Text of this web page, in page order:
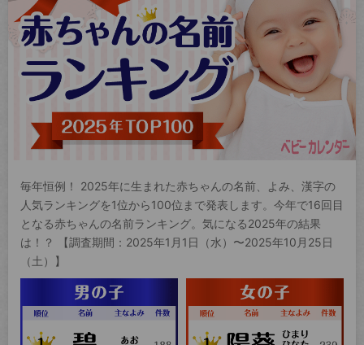
毎年恒例！ 2025年に生まれた赤ちゃんの名前、よみ、漢字の
人気ランキングを1位から100位まで発表します。今年で16回目
となる赤ちゃんの名前ランキング。気になる2025年の結果
は！？ 【調査期間：2025年1月1日（水）〜2025年10月25日
（土）】